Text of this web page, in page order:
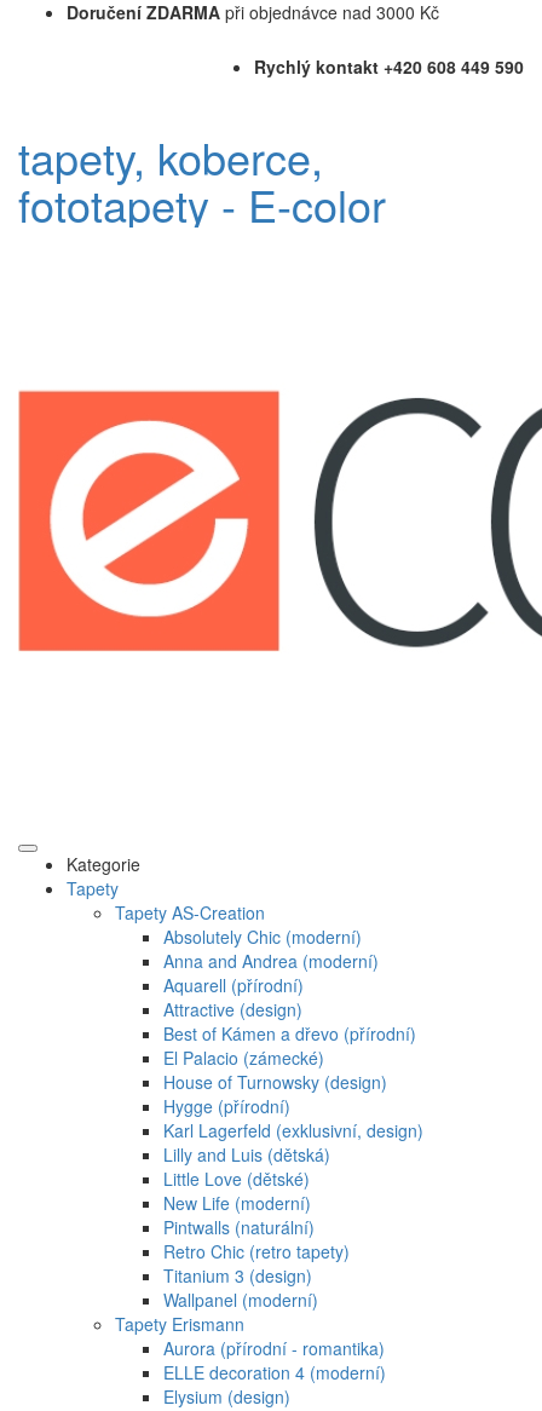
Doručení ZDARMA při objednávce nad 3000 Kč
Rychlý kontakt +420 608 449 590
tapety, koberce,
fototapety - E-color
Kategorie
Tapety
Tapety AS-Creation
Absolutely Chic (moderní)
Anna and Andrea (moderní)
Aquarell (přírodní)
Attractive (design)
Best of Kámen a dřevo (přírodní)
El Palacio (zámecké)
House of Turnowsky (design)
Hygge (přírodní)
Karl Lagerfeld (exklusivní, design)
Lilly and Luis (dětská)
Little Love (dětské)
New Life (moderní)
Pintwalls (naturální)
Retro Chic (retro tapety)
Titanium 3 (design)
Wallpanel (moderní)
Tapety Erismann
Aurora (přírodní - romantika)
ELLE decoration 4 (moderní)
Elysium (design)